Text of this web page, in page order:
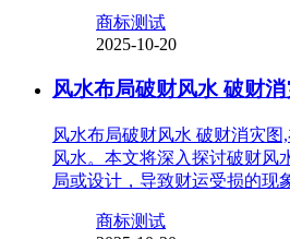
商标测试
2025-10-20
风水布局破财风水 破财消
风水布局破财风水 破财消灾
风水。本文将深入探讨破财风
局或设计，导致财运受损的现
商标测试